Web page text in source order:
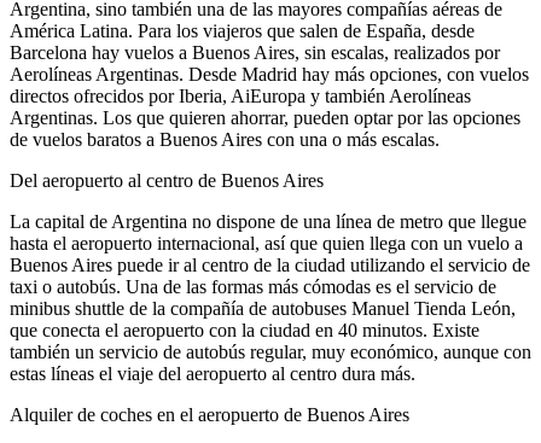
Argentina, sino también una de las mayores compañías aéreas de
América Latina. Para los viajeros que salen de España, desde
Barcelona hay vuelos a Buenos Aires, sin escalas, realizados por
Aerolíneas Argentinas. Desde Madrid hay más opciones, con vuelos
directos ofrecidos por Iberia, AiEuropa y también Aerolíneas
Argentinas. Los que quieren ahorrar, pueden optar por las opciones
de vuelos baratos a Buenos Aires con una o más escalas.
Del aeropuerto al centro de Buenos Aires
La capital de Argentina no dispone de una línea de metro que llegue
hasta el aeropuerto internacional, así que quien llega con un vuelo a
Buenos Aires puede ir al centro de la ciudad utilizando el servicio de
taxi o autobús. Una de las formas más cómodas es el servicio de
minibus shuttle de la compañía de autobuses Manuel Tienda León,
que conecta el aeropuerto con la ciudad en 40 minutos. Existe
también un servicio de autobús regular, muy económico, aunque con
estas líneas el viaje del aeropuerto al centro dura más.
Alquiler de coches en el aeropuerto de Buenos Aires